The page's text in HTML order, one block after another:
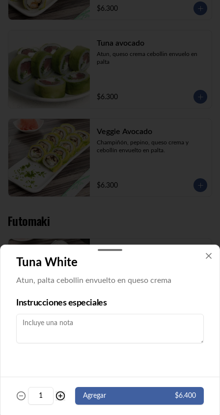
$6.300
Tuna avocado
Atun, queso crema cebollin envuelo en
palta
$6.300
Veggie Avocado
Champiñón, pepino, queso crema y
cebollín envuelto en palta.
$6.300
Futomaki
Futomaki Cucu Maki
$5.500
$5.500
Tuna White
Atun, palta cebollin envuelto en queso crema
Instrucciones especiales
Agregar $6.400